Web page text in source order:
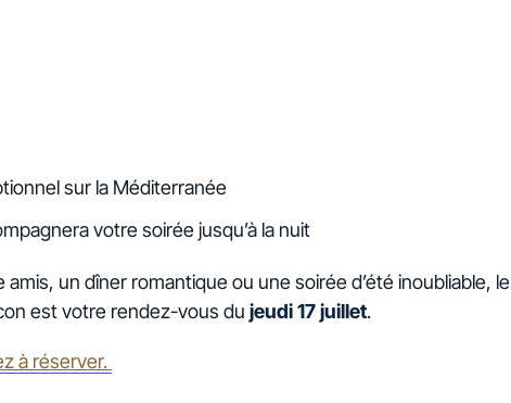
sur la Méditerranée
votre soirée jusqu’à la nuit
un dîner romantique ou une soirée d’été inoubliable, le
est votre rendez-vous du jeudi 17 juillet.
à réserver.